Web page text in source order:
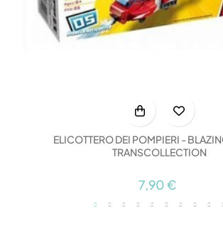
ELICOTTERO DEI POMPIERI -
TRANSCOLLECTION
7,90 €